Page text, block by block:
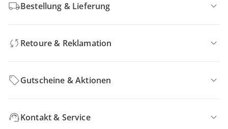
Bestellung & Lieferung
Retoure & Reklamation
Gutscheine & Aktionen
Kontakt & Service